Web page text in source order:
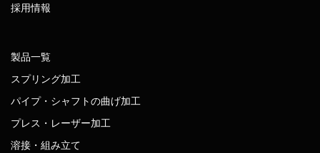
採用情報
製品一覧
スプリング加工
パイプ・シャフトの曲げ加工
プレス・レーザー加工
溶接・組み立て